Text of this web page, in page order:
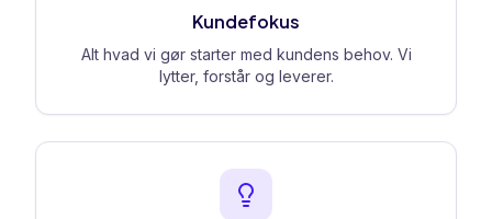
Kundefokus
Alt hvad vi gør starter med kundens behov. Vi
lytter, forstår og leverer.